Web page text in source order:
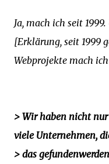
Ja, mach ich seit 1999.
[Erklärung, seit 1999
Webprojekte mach ich
> Wir haben nicht nur
viele Unternehmen,
> das